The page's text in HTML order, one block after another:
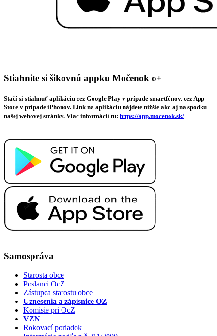
Stiahnite si šikovnú appku Močenok o+
Stačí si stiahnuť aplikáciu cez Google Play v prípade smartfónov, cez App
Store v prípade iPhonov. Link na aplikáciu nájdete nižšie ako aj na spodku
našej webovej stránky. Viac informácií tu: https://app.mocenok.sk/
Samospráva
Starosta obce
Poslanci OcZ
Zástupca starostu obce
Uznesenia a zápisnice OZ
Komisie pri OcZ
VZN
Rokovací poriadok